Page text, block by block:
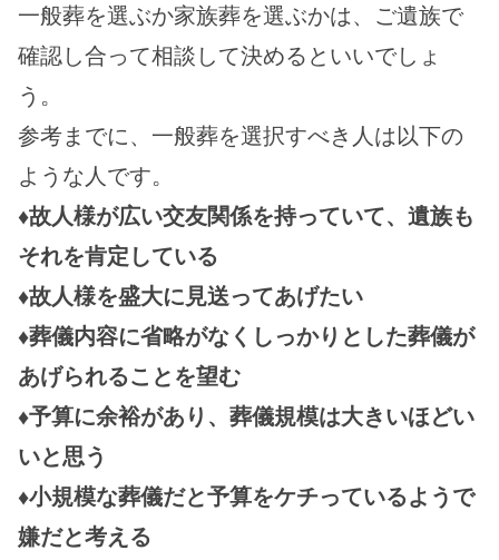
一般葬を選ぶか家族葬を選ぶかは、ご遺族で
確認し合って相談して決めるといいでしょ
う。
参考までに、一般葬を選択すべき人は以下の
ような人です。
♦故人様が広い交友関係を持っていて、遺族も
それを肯定している
♦故人様を盛大に見送ってあげたい
♦葬儀内容に省略がなくしっかりとした葬儀が
あげられることを望む
♦予算に余裕があり、葬儀規模は大きいほどい
いと思う
♦小規模な葬儀だと予算をケチっているようで
嫌だと考える